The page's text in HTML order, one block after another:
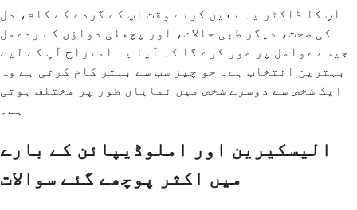
آپ کا ڈاکٹر یہ تعین کرتے وقت آپ کے گردے کے کام، دل
کی صحت، دیگر طبی حالات، اور پچھلی دواؤں کے ردعمل
جیسے عوامل پر غور کرے گا کہ آیا یہ امتزاج آپ کے لیے
بہترین انتخاب ہے۔ جو چیز سب سے بہتر کام کرتی ہے وہ
ایک شخص سے دوسرے شخص میں نمایاں طور پر مختلف ہوتی
ہے۔
الیسکیرین اور املوڈیپائن کے بارے
میں اکثر پوچھے گئے سوالات